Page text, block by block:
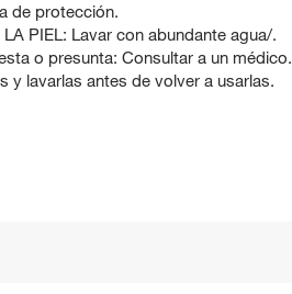
de protección.
PIEL: Lavar con abundante agua/.
o presunta: Consultar a un médico.
y lavarlas antes de volver a usarlas.